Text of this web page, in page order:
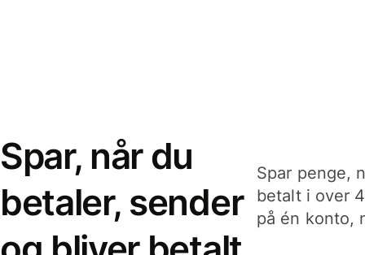
Spar, når du
betaler, sender
Spar penge,
betalt i over
på én konto,